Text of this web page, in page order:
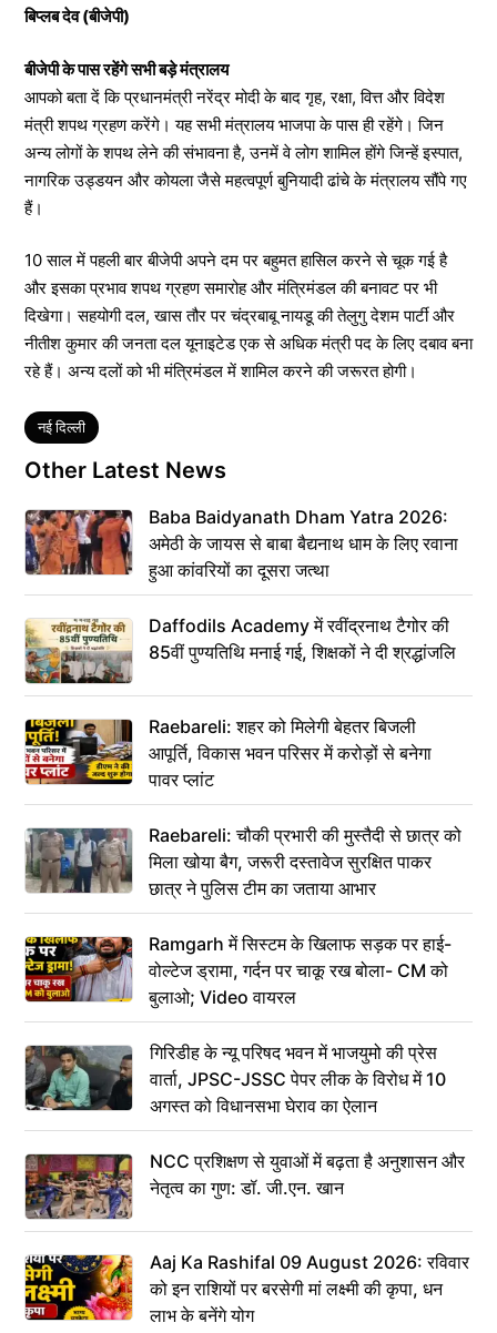
बिप्लब देव (बीजेपी)
बीजेपी के पास रहेंगे सभी बड़े मंत्रालय
आपको बता दें कि प्रधानमंत्री नरेंद्र मोदी के बाद गृह, रक्षा, वित्त और विदेश
मंत्री शपथ ग्रहण करेंगे। यह सभी मंत्रालय भाजपा के पास ही रहेंगे। जिन
अन्य लोगों के शपथ लेने की संभावना है, उनमें वे लोग शामिल होंगे जिन्हें इस्पात,
नागरिक उड्डयन और कोयला जैसे महत्वपूर्ण बुनियादी ढांचे के मंत्रालय सौंपे गए
हैं।
10 साल में पहली बार बीजेपी अपने दम पर बहुमत हासिल करने से चूक गई है
और इसका प्रभाव शपथ ग्रहण समारोह और मंत्रिमंडल की बनावट पर भी
दिखेगा। सहयोगी दल, खास तौर पर चंद्रबाबू नायडू की तेलुगु देशम पार्टी और
नीतीश कुमार की जनता दल यूनाइटेड एक से अधिक मंत्री पद के लिए दबाव बना
रहे हैं। अन्य दलों को भी मंत्रिमंडल में शामिल करने की जरूरत होगी।
Tags
नई दिल्ली
Other Latest News
Baba Baidyanath Dham Yatra 2026:
अमेठी के जायस से बाबा बैद्यनाथ धाम के लिए रवाना
हुआ कांवरियों का दूसरा जत्था
Daffodils Academy में रवींद्रनाथ टैगोर की
85वीं पुण्यतिथि मनाई गई, शिक्षकों ने दी श्रद्धांजलि
Raebareli: शहर को मिलेगी बेहतर बिजली
आपूर्ति, विकास भवन परिसर में करोड़ों से बनेगा
पावर प्लांट
Raebareli: चौकी प्रभारी की मुस्तैदी से छात्र को
मिला खोया बैग, जरूरी दस्तावेज सुरक्षित पाकर
छात्र ने पुलिस टीम का जताया आभार
Ramgarh में सिस्टम के खिलाफ सड़क पर हाई-
वोल्टेज ड्रामा, गर्दन पर चाकू रख बोला- CM को
बुलाओ; Video वायरल
गिरिडीह के न्यू परिषद भवन में भाजयुमो की प्रेस
वार्ता, JPSC-JSSC पेपर लीक के विरोध में 10
अगस्त को विधानसभा घेराव का ऐलान
NCC प्रशिक्षण से युवाओं में बढ़ता है अनुशासन और
नेतृत्व का गुण: डॉ. जी.एन. खान
Aaj Ka Rashifal 09 August 2026: रविवार
को इन राशियों पर बरसेगी मां लक्ष्मी की कृपा, धन
लाभ के बनेंगे योग